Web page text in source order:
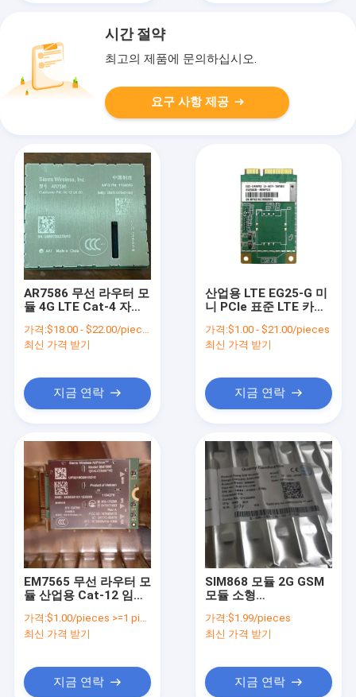
시간 절약
최고의 제품에 문의하십시오.
요구 사항 제공
AR7586 무선 라우터 모
듈 4G LTE Cat-4 자동
가격:$18.00 - $22.00/pieces
최신 가격 받기
지금 연락
산업용 LTE EG25-G 미
니 PCIe 표준 LTE 카테
가격:$1.00 - $21.00/pieces
최신 가격 받기
지금 연락
EM7565 무선 라우터 모
듈 산업용 Cat-12 임베
가격:$1.00/pieces >=1 pieces
최신 가격 받기
지금 연락
SIM868 모듈 2G GSM
모듈 소형
듈
가격:$1.99/pieces
최신 가격 받기
지금 연락